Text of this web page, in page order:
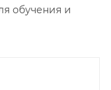
обучения и